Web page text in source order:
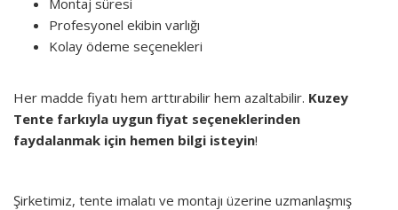
Profesyonel ekibin varlığı
Kolay ödeme seçenekleri
Her madde fiyatı hem arttırabilir hem azaltabilir. Kuzey
Tente farkıyla uygun fiyat seçeneklerinden
faydalanmak için hemen bilgi isteyin!
Şirketimiz, tente imalatı ve montajı üzerine uzmanlaşmış